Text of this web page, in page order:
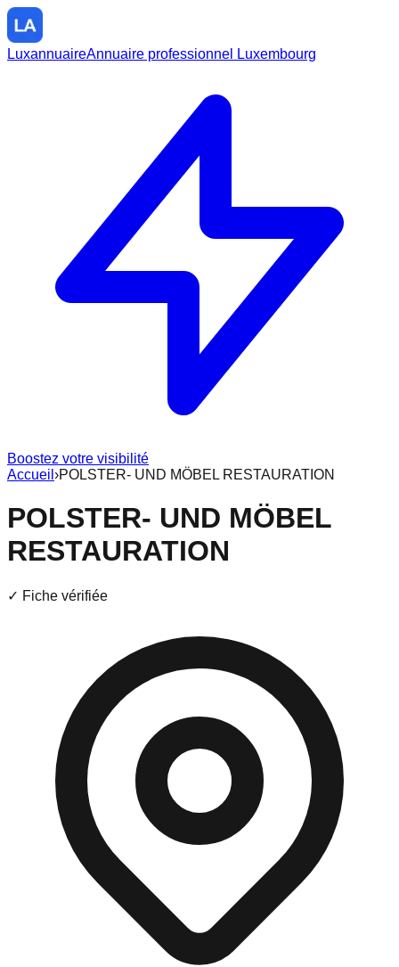
LuxannuaireAnnuaire professionnel Luxembourg
Boostez votre visibilité
Accueil ›POLSTER- UND MÖBEL RESTAURATION
POLSTER- UND MÖBEL
RESTAURATION
✓ Fiche vérifiée